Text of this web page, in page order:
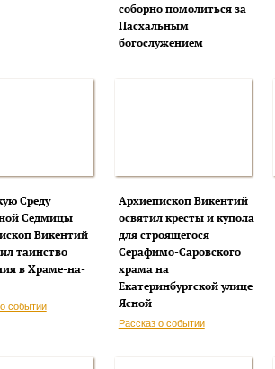
соборно помолиться за
Пасхальным
богослужением
Среду
Седмицы
Викентий
таинство
в Храме-на-
событии
Архиепископ Викентий
освятил кресты и купола
для строящегося
Серафимо-Саровского
храма на
Екатеринбургской улице
Ясной
Рассказ о событии